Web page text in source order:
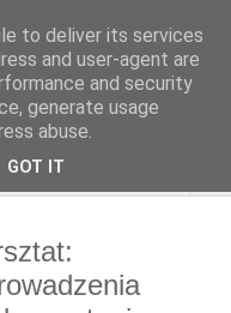
to deliver its services
and user-agent are
and security
generate usage
abuse.
GOT IT